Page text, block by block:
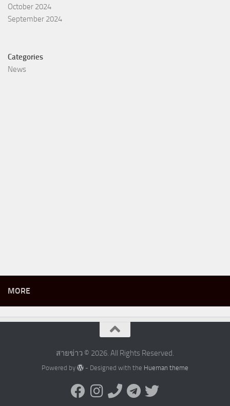
October 2024
September 2024
Categories
News
MORE
สายข่าว © 2026. All Rights Reserved.
Powered by - Designed with the Hueman theme